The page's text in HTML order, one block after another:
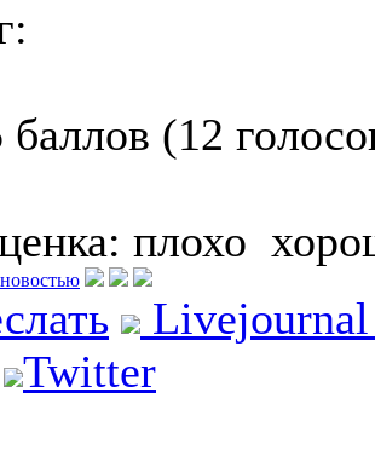
баллов (12
плохо
Twitter